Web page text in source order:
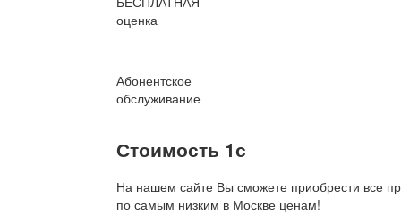
оценка
Абонентское
обслуживание
Стоимость 1с
На нашем сайте Вы сможете приобрести все
по самым низким в Москве ценам!